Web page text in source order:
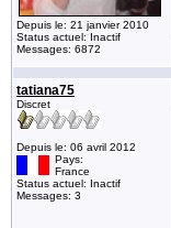
Depuis le: 21 janvier 2010
Status actuel: Inactif
Messages: 6872
tatiana75
Discret
Depuis le: 06 avril 2012
Pays:
France
Status actuel: Inactif
Messages: 3